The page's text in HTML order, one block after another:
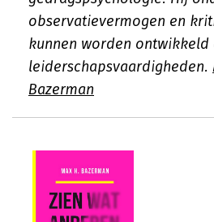
observatievermogen en
kunnen worden ontwikkeld
leiderschapsvaardigheden.
Bazerman